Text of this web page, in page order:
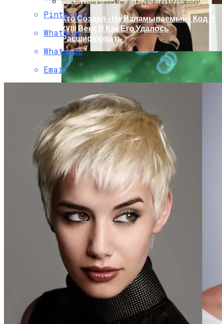
Раскрась Свой Год: Какой Цвет
Принесет Тебе Успех В 2026 Году По
Знаку Зодиака
Кто Создал «не Взламываемый» Код В
XVIII Веке И Как Его Удалось
Расшифровать
Тайна Происхождения Жизни Скоро
Будет Разгадана
Сергей Марков — О Тайном Цифровом
Суде И Угрозах Искусственного
Интеллекта
Pinterest
Whatsapp
Whatsapp
Email